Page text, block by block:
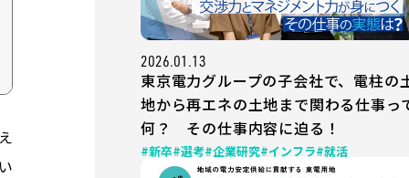
2026.01.13
東京電力グループの子会社で、電柱の
地から再エネの土地まで関わる仕事っ
何？ その仕事内容に迫る！
#新卒#選考#企業研究#インフラ#就活